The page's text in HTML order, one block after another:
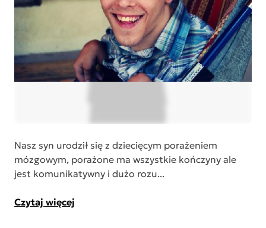
Nasz syn urodził się z dziecięcym porażeniem
mózgowym, porażone ma wszystkie kończyny ale
jest komunikatywny i dużo rozu...
Czytaj więcej